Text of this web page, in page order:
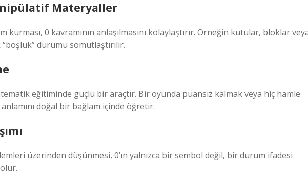
Materyaller
0 kavramının anlaşılmasını kolaylaştırır. Örneğin kutular, bloklar
durumu somutlaştırılır.
eğitiminde güçlü bir araçtır. Bir oyunda puansız kalmak veya hiç hamle
doğal bir bağlam içinde öğretir.
üzerinden düşünmesi, 0’ın yalnızca bir sembol değil, bir durum ifadesi